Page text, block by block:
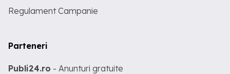
Regulament Campanie
Parteneri
Publi24.ro - Anunturi gratuite